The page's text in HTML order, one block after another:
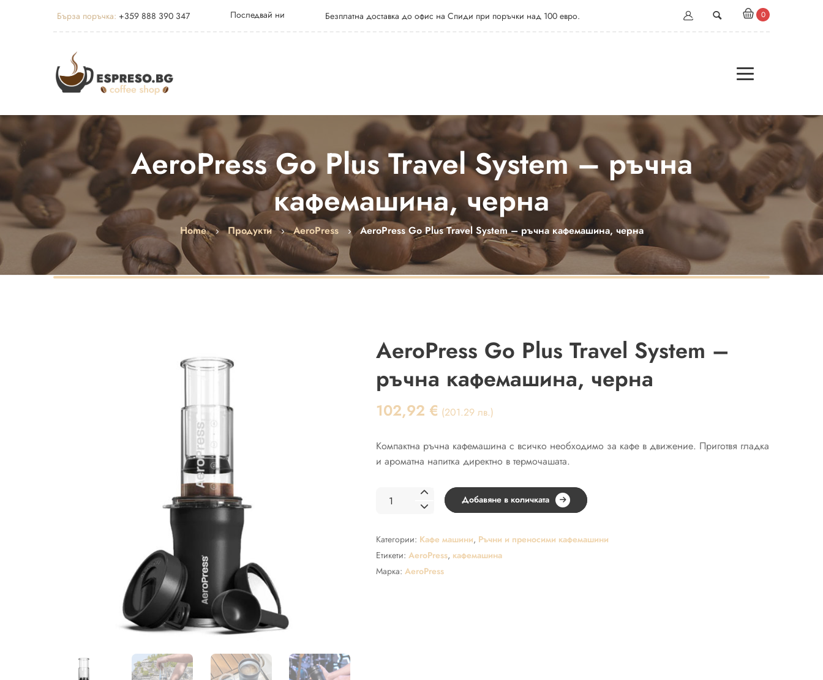
Бърза поръчка: +359 888 390 347 Последвай ни Безплатна доставка до офис на Спиди при поръчки над 100 евро. 0
AeroPress Go Plus Travel System – ръчна
кафемашина, черна
Home Продукти AeroPress AeroPress Go Plus Travel System – ръчна кафемашина, черна
AeroPress Go Plus Travel System –
ръчна кафемашина, черна
102,92 € (201.29 лв.)
Компактна ръчна кафемашина с всичко необходимо за кафе в движение. Приготвя гладка
и ароматна напитка директно в термочашата.
количество
Go
Plus
Travel
Добавяне в количката
Категории: Кафе машини, Ръчни и преносими кафемашини
Етикети: AeroPress, кафемашина
Марка: AeroPress